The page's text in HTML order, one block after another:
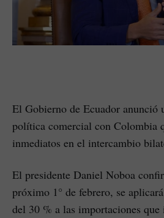
El Gobierno de Ecuador anunció
política comercial con Colombia
inmediatos en el intercambio
El presidente Daniel Noboa
próximo 1° de febrero, se
del 30 % a las importaciones que